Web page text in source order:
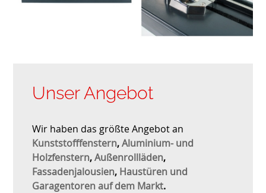
Unser Angebot
Wir haben das größte Angebot an
Kunststofffenstern,Aluminium- und
Holzfenstern,Außenrollläden,
Fassadenjalousien, Haustüren und
Garagentoren auf dem Markt.